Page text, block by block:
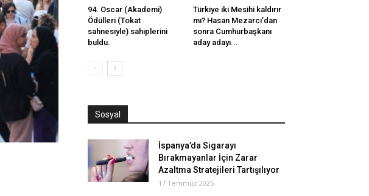
94. Oscar (Akademi)
Ödülleri (Tokat
sahnesiyle) sahiplerini
buldu.
Türkiye iki Mesihi kaldırır
mı? Hasan Mezarcı’dan
sonra Cumhurbaşkanı
aday adayı...
Sosyal
İspanya’da Sigarayı
Bırakmayanlar İçin Zarar
Azaltma Stratejileri Tartışılıyor
17 Temmuz 2025